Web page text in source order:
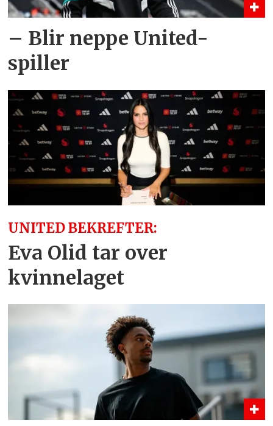
– Blir neppe United-
spiller
UNITED BEKREFTER:
Eva Olid tar over
kvinnelaget